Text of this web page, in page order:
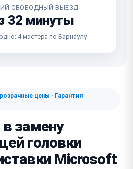
СВОБОДНЫЙ ВЫЕЗД
32 минуты
4 мастера по Барнаулу
цены · Гарантия
замену
головки
Microsoft